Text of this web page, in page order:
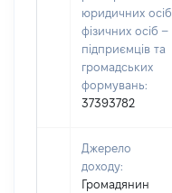
юридичних осіб,
фізичних осіб –
підприємців та
громадських
формувань:
37393782
Джерело
доходу:
Громадянин